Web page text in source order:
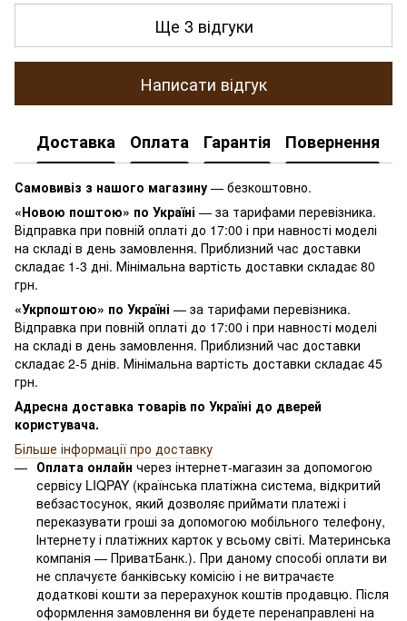
Ще 3 відгуки
Написати відгук
Доставка Оплата Гарантія Повернення
Самовивіз з нашого магазину — безкоштовно.
«Новою поштою» по Україні — за тарифами перевізника.
Відправка при повній оплаті до 17:00 і при навності моделі
на складі в день замовлення. Приблизний час доставки
складає 1-3 дні. Мінімальна вартість доставки складає 80
грн.
«Укрпоштою» по Україні — за тарифами перевізника.
Відправка при повній оплаті до 17:00 і при навності моделі
на складі в день замовлення. Приблизний час доставки
складає 2-5 днів. Мінімальна вартість доставки складає 45
грн.
Адресна доставка товарів по Україні до дверей
користувача.
Більше інформації про доставку
Оплата онлайн через інтернет-магазин за допомогою
сервісу LIQPAY (країнська платіжна система, відкритий
вебзастосунок, який дозволяє приймати платежі і
переказувати гроші за допомогою мобільного телефону,
Інтернету і платіжних карток у всьому світі. Материнська
компанія — ПриватБанк.). При даному способі оплати ви
не сплачуєте банківську комісію і не витрачаєте
додаткові кошти за перерахунок коштів продавцю. Після
оформлення замовлення ви будете перенаправлені на